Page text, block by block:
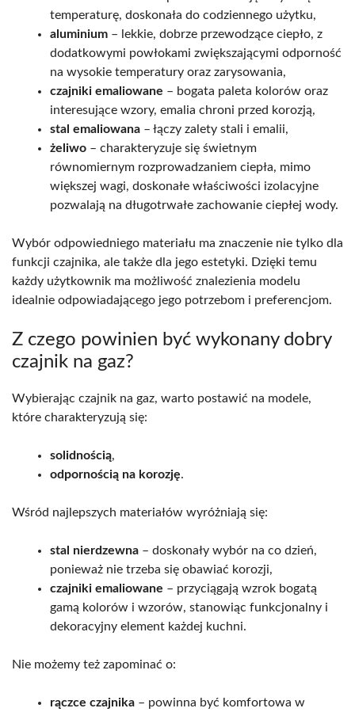
temperaturę, doskonała do codziennego użytku,
aluminium – lekkie, dobrze przewodzące ciepło, z
dodatkowymi powłokami zwiększającymi odporność
na wysokie temperatury oraz zarysowania,
czajniki emaliowane – bogata paleta kolorów oraz
interesujące wzory, emalia chroni przed korozją,
stal emaliowana – łączy zalety stali i emalii,
żeliwo – charakteryzuje się świetnym
równomiernym rozprowadzaniem ciepła, mimo
większej wagi, doskonałe właściwości izolacyjne
pozwalają na długotrwałe zachowanie ciepłej wody.
Wybór odpowiedniego materiału ma znaczenie nie tylko dla
funkcji czajnika, ale także dla jego estetyki. Dzięki temu
każdy użytkownik ma możliwość znalezienia modelu
idealnie odpowiadającego jego potrzebom i preferencjom.
Z czego powinien być wykonany dobry
czajnik na gaz?
Wybierając czajnik na gaz, warto postawić na modele,
które charakteryzują się:
solidnością,
odpornością na korozję.
Wśród najlepszych materiałów wyróżniają się:
stal nierdzewna – doskonały wybór na co dzień,
ponieważ nie trzeba się obawiać korozji,
czajniki emaliowane – przyciągają wzrok bogatą
gamą kolorów i wzorów, stanowiąc funkcjonalny i
dekoracyjny element każdej kuchni.
Nie możemy też zapominać o:
rączce czajnika – powinna być komfortowa w